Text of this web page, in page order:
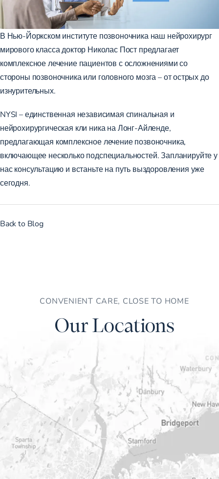
В Нью-Йоркском институте позвоночника наш нейрохирург
мирового класса доктор Николас Пост предлагает
комплексное лечение пациентов с осложнениями со
стороны позвоночника или головного мозга – от острых до
изнурительных.
NYSI – единственная независимая спинальная и
нейрохирургическая кли ника на Лонг-Айленде,
предлагающая комплексное лечение позвоночника,
включающее несколько подспециальностей.Запланируйте у
нас консультацию и встаньте на путь выздоровления уже
сегодня.
Back to Blog
CONVENIENT CARE, CLOSE TO HOME
Our Locations